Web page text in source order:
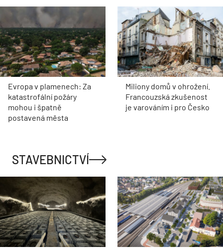
Evropa v plamenech: Za
katastrofální požáry
mohou i špatně
postavená města
Miliony domů v ohrožení.
Francouzská zkušenost
je varováním i pro Česko
STAVEBNICTVÍ